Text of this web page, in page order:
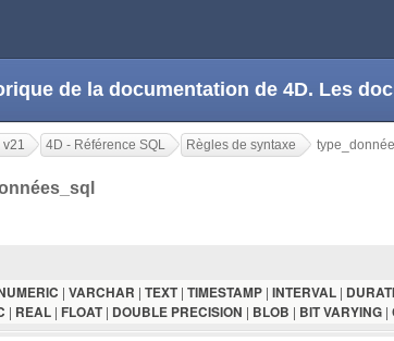
de la documentation de 4D. Les
v21 4D - Référence SQL Règles de syntaxe
| VARCHAR | TEXT | TIMESTAMP | INTERVAL |
| REAL | FLOAT | DOUBLE PRECISION | BLOB | BIT VARYING |